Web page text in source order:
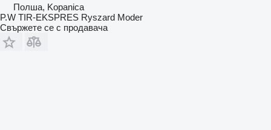
Полша, Kopanica
P.W TIR-EKSPRES Ryszard Moder
Свържете се с продавача